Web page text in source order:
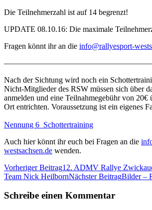
Die Teilnehmerzahl ist auf 14 begrenzt!
UPDATE 08.10.16: Die maximale
Fragen könnt ihr an die info@rallyesport-
Nach der Sichtung wird noch ein
Nicht-Mitglieder des RSW müssen sich über
anmelden und eine Teilnahmegebühr von 20€
Ort entrichten. Voraussetzung ist ein eigenes
Nennung 6_Schottertraining
Auch hier könnt ihr euch bei Fragen an die
westsachsen.de wenden.
Beitragsnavigation
Vorheriger Beitrag12. ADMV Rallye
Team Nick HeilbornNächster BeitragBilder –
Schreibe einen Kommentar